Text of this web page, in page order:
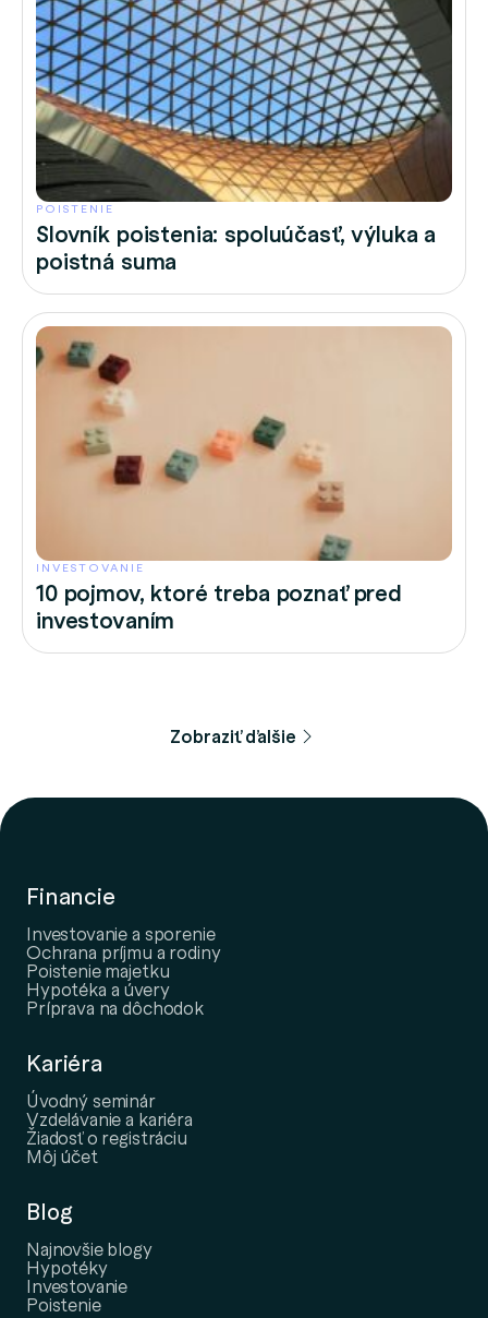
POISTENIE
Slovník poistenia: spoluúčasť, výluka a
poistná suma
INVESTOVANIE
10 pojmov, ktoré treba poznať pred
investovaním
Zobraziť ďalšie
Financie
Investovanie a sporenie
Ochrana príjmu a rodiny
Poistenie majetku
Hypotéka a úvery
Príprava na dôchodok
Kariéra
Úvodný seminár
Vzdelávanie a kariéra
Žiadosť o registráciu
Môj účet
Blog
Najnovšie blogy
Hypotéky
Investovanie
Poistenie